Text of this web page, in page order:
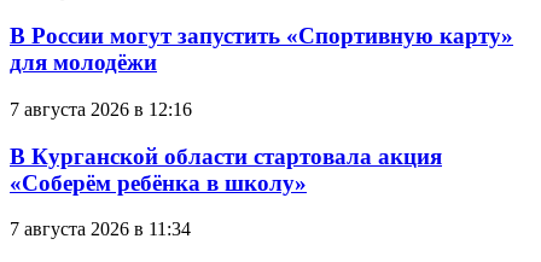
В России могут запустить «Спортивную карту»
для молодёжи
7 августа 2026 в 12:16
В Курганской области стартовала акция
«Соберём ребёнка в школу»
7 августа 2026 в 11:34